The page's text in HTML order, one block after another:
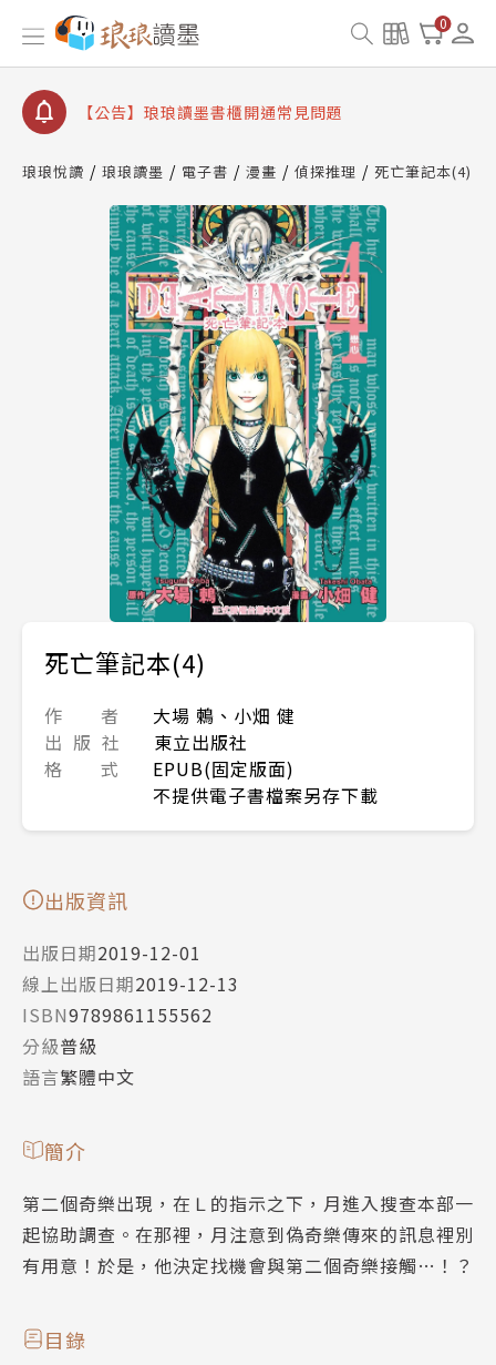
0
【公告】琅琅讀墨數位閱讀資產合併與書櫃開通申請
【公告】琅琅讀墨書櫃開通常見問題
【公告】琅琅讀墨 3 分鐘完成書櫃開通與資產合併申
請圖文教學
查詢
【公告】琅琅讀墨數位閱讀資產合併與書櫃開通申請
琅琅悅讀 琅琅讀墨 電子書 漫畫 偵探推理 死亡筆記本(4)
死亡筆記本(4)
作 者
大場 鶫、小畑 健
出 版 社
東立出版社
格 式
EPUB(固定版面)
不提供電子書檔案另存下載
出版資訊
出版日期2019-12-01
線上出版日期2019-12-13
ISBN9789861155562
分級普級
語言繁體中文
簡介
第二個奇樂出現，在Ｌ的指示之下，月進入搜查本部一
起協助調查。在那裡，月注意到偽奇樂傳來的訊息裡別
有用意！於是，他決定找機會與第二個奇樂接觸…！？
目錄